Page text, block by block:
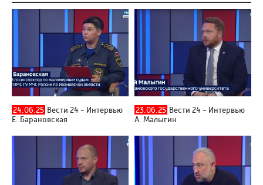
24.06.25 Вести 24 - Интервью
Е. Барановская
23.06.25 Вести 24 - Интервью
А. Малыгин